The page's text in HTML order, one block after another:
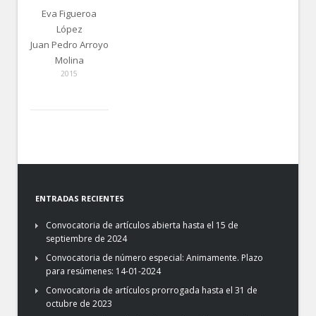
Eva Figueroa
López
Juan Pedro Arroyo
Molina
2015
ENTRADAS RECIENTES
Convocatoria de artículos abierta hasta el 15 de
septiembre de 2024
Convocatoria de número especial: Animamente. Plazo
para resúmenes: 14-01-2024
Convocatoria de artículos prorrogada hasta el 31 de
octubre de 2023